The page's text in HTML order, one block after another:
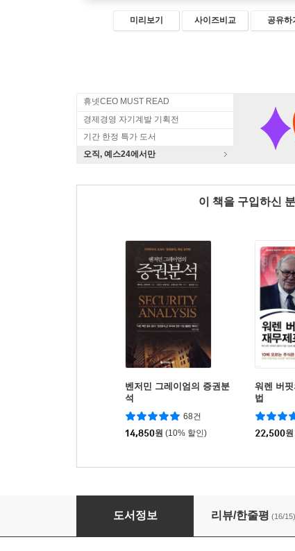
미리보기 사이즈비교 공유하
휴넷CEO MUST READ
경제경영 자기계발 기획전
기간 한정 특가 도서
오직, 예스24에서만
이 책을 구입하신
벤저민 그레이엄의 증권분
석
68건
14,850원 (10% 할인)
워렌 버
법
22,500원
현명한 투자자의 재무제표 읽는 법
도서정보 리뷰/한줄평 (16/15)